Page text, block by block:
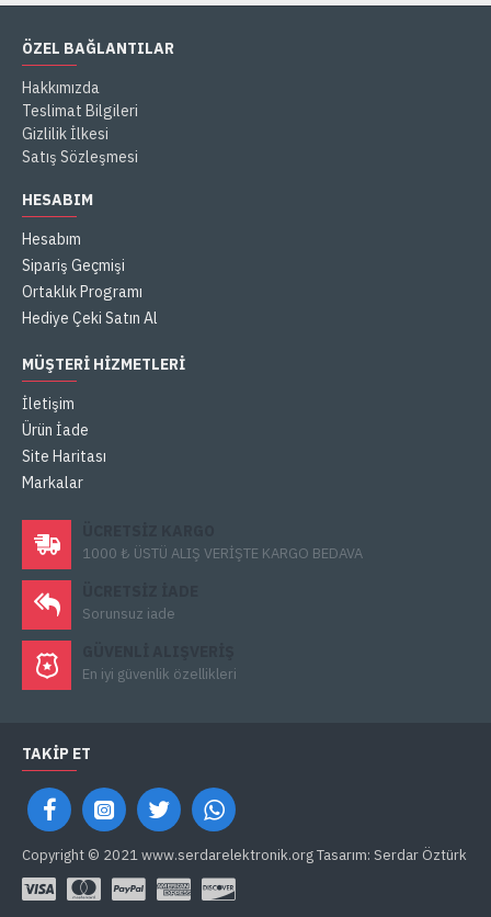
ÖZEL BAĞLANTILAR
Hakkımızda
Teslimat Bilgileri
Gizlilik İlkesi
Satış Sözleşmesi
HESABIM
Hesabım
Sipariş Geçmişi
Ortaklık Programı
Hediye Çeki Satın Al
MÜŞTERI HIZMETLERI
İletişim
Ürün İade
Site Haritası
Markalar
1000 ₺ ÜSTÜ ALIŞ VERİŞTE KARGO BEDAVA
Sorunsuz iade
En iyi güvenlik özellikleri
TAKIP ET
Copyright © 2021 www.serdarelektronik.org Tasarım: Serdar Öztürk